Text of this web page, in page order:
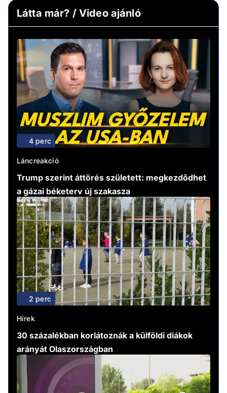
Látta már? / Video ajánló
4 perc
Láncreakció
Trump szerint áttörés született: megkezdődhet
a gázai béketerv új szakasza
2 perc
Hírek
30 százalékban korlátoznák a külföldi diákok
arányát Olaszországban